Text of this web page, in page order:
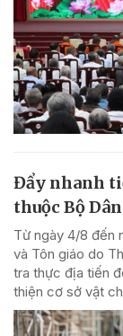
Đẩy nhanh
thuộc Bộ
Từ ngày 4/8 đến
và Tôn giáo do
tra thực địa tiến
thiện cơ sở vật